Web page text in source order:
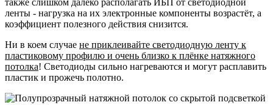
ленты - нагрузка на их электронные компоненты возрастёт, а
коэффициент полезного действия снизится.
Ни в коем случае не приклеивайте светодиодную ленту к
пластиковому профилю и очень близко к плёнке натяжного
потолка! Светодиоды сильно нагреваются и могут расплавить
пластик и прожечь полотно.